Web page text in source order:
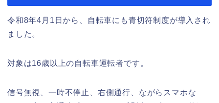
令和8年4月1日から、自転車にも青切符制度が導入され
ました。
対象は16歳以上の自転車運転者です。
信号無視、一時不停止、右側通行、ながらスマホな